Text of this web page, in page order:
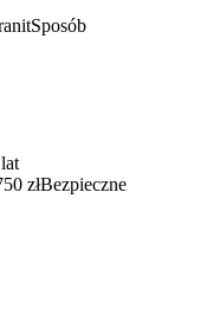
Sposób
złBezpieczne